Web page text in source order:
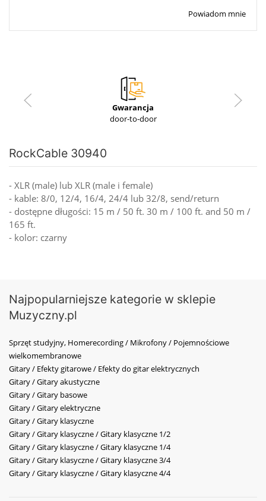
Powiadom mnie
Gwarancja
door-to-door
RockCable 30940
- XLR (male) lub XLR (male i female)
- kable: 8/0, 12/4, 16/4, 24/4 lub 32/8, send/return
- dostępne długości: 15 m / 50 ft. 30 m / 100 ft. and 50 m /
165 ft.
- kolor: czarny
Najpopularniejsze kategorie w sklepie
Muzyczny.pl
Sprzęt studyjny, Homerecording / Mikrofony / Pojemnościowe
wielkomembranowe
Gitary / Efekty gitarowe / Efekty do gitar elektrycznych
Gitary / Gitary akustyczne
Gitary / Gitary basowe
Gitary / Gitary elektryczne
Gitary / Gitary klasyczne
Gitary / Gitary klasyczne / Gitary klasyczne 1/2
Gitary / Gitary klasyczne / Gitary klasyczne 1/4
Gitary / Gitary klasyczne / Gitary klasyczne 3/4
Gitary / Gitary klasyczne / Gitary klasyczne 4/4